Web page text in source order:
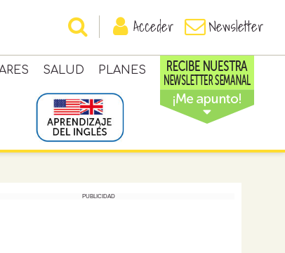
Acceder Newsletter
SALUD PLANES
PUBLICIDAD